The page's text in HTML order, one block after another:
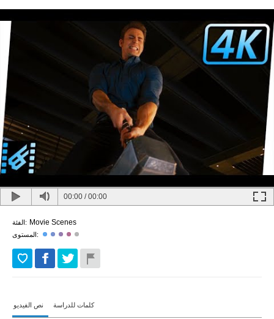
00:00 /00:00
الفئة: Movie Scenes
المستوى:
نص الفيديو كلمات للدراسة